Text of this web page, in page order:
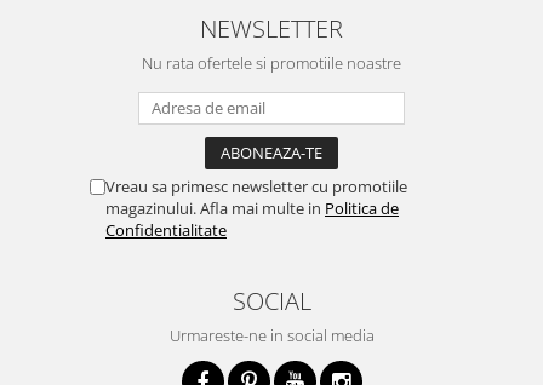
NEWSLETTER
Nu rata ofertele si promotiile noastre
Vreau sa primesc newsletter cu promotiile
magazinului. Afla mai multe in Politica de
Confidentialitate
SOCIAL
Urmareste-ne in social media